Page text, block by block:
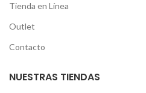
Tienda en Línea
Outlet
Contacto
NUESTRAS TIENDAS